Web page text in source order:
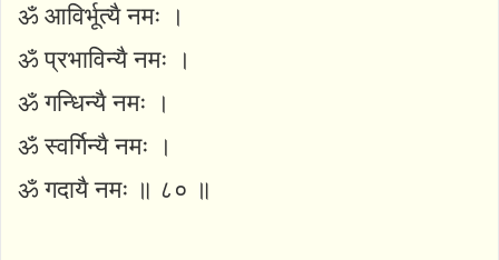
ॐ आविर्भूत्यै नमः ।
ॐ प्रभाविन्यै नमः ।
ॐ गन्धिन्यै नमः ।
ॐ स्वर्गिन्यै नमः ।
ॐ गदायै नमः ॥ ८० ॥